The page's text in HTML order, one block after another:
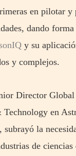
en pilotar y
dando
y su
y complejos.
Director Global
en
subrayó la
de